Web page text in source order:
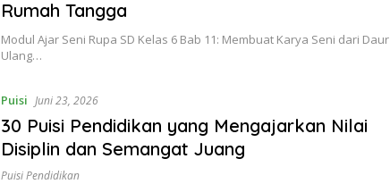
Rumah Tangga
Modul Ajar Seni Rupa SD Kelas 6 Bab 11: Membuat Karya Seni dari Daur
Ulang…
Puisi Juni 23, 2026
30 Puisi Pendidikan yang Mengajarkan Nilai
Disiplin dan Semangat Juang
Puisi Pendidikan